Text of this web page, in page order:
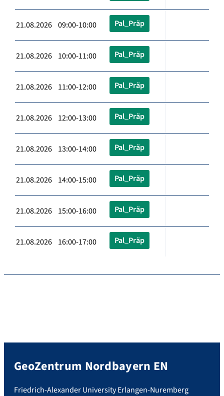
21.08.2026 09:00-10:00 Pal_Präp
21.08.2026 10:00-11:00 Pal_Präp
21.08.2026 11:00-12:00 Pal_Präp
21.08.2026 12:00-13:00 Pal_Präp
21.08.2026 13:00-14:00 Pal_Präp
21.08.2026 14:00-15:00 Pal_Präp
21.08.2026 15:00-16:00 Pal_Präp
21.08.2026 16:00-17:00 Pal_Präp
GeoZentrum Nordbayern EN
Friedrich-Alexander University Erlangen-Nuremberg